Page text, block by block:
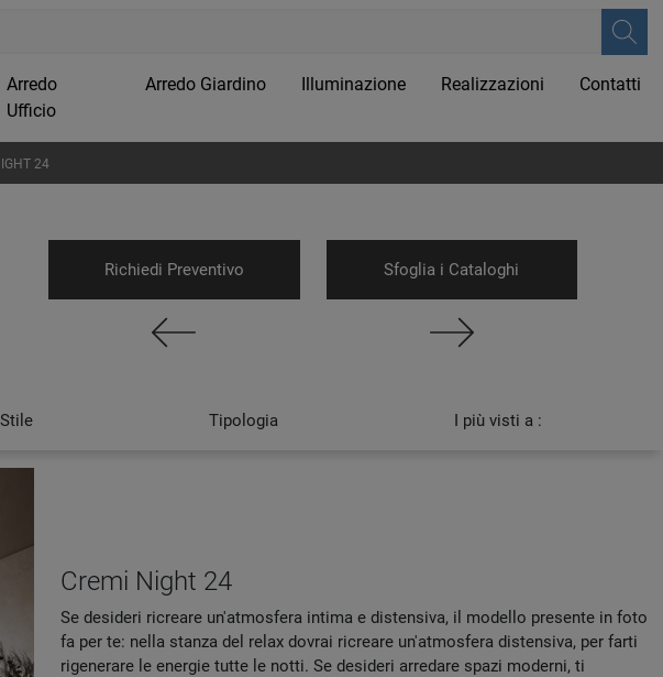
Arredo
Ufficio
Arredo Giardino Illuminazione Realizzazioni Contatti
24
Richiedi Preventivo Sfoglia i Cataloghi
Stile Tipologia I più visti a :
Cremi Night 24
Se desideri ricreare un'atmosfera intima e distensiva, il modello presente in foto
fa per te: nella stanza del relax dovrai ricreare un'atmosfera distensiva, per farti
rigenerare le energie tutte le notti. Se desideri arredare spazi moderni, ti